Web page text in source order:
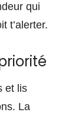
qui
t’alerter.
et lis
La